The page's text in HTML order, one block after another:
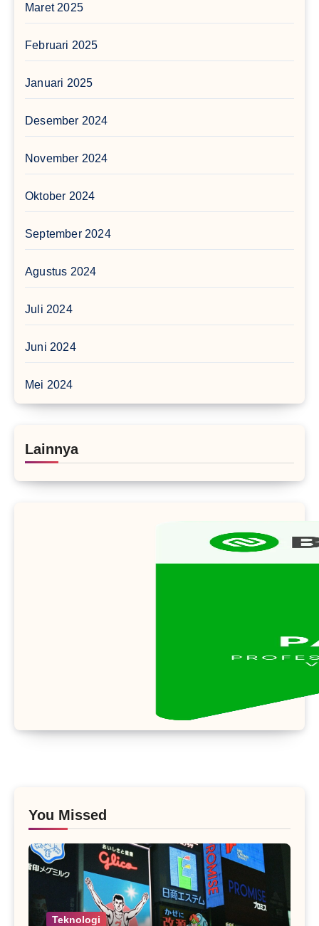
Maret 2025
Februari 2025
Januari 2025
Desember 2024
November 2024
Oktober 2024
September 2024
Agustus 2024
Juli 2024
Juni 2024
Mei 2024
Lainnya
You Missed
Teknologi